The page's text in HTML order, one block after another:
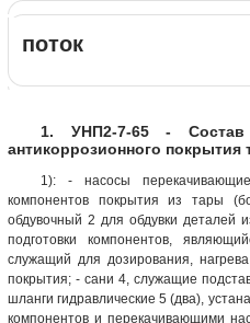
поток
1. УНП2-7-65 - Состав
антикоррозионного
1): - насосы
компонентов покрытия из тары
обдувочный 2 для обдувки деталей
подготовки компонентов,
служащий для дозирования,
покрытия; - сани 4, служащие
шланги гидравлические 5 (два),
компонентов и перекачивающими